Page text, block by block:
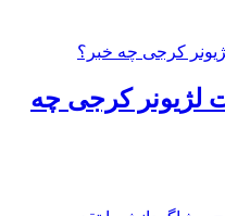
لژیونر کرجی چه